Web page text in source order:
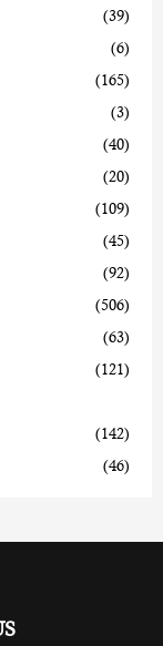
(39)
(6)
(165)
(3)
(40)
(20)
(109)
(45)
(92)
(506)
(63)
(121)
(142)
(46)